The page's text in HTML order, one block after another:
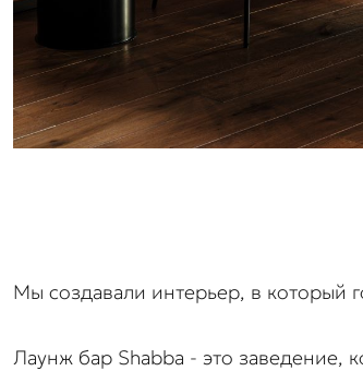
Мы создавали интерьер, в который
Лаунж бар Shabba - это заведение,